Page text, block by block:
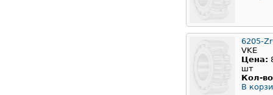
6205-
VKE
Цена:
шт
Кол-
В